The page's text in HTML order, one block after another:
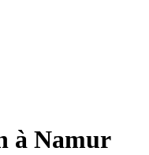
à Namur